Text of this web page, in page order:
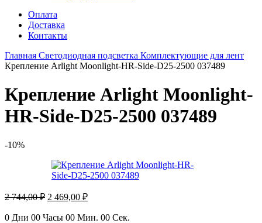
Оплата
Доставка
Контакты
Главная Светодиодная подсветка Комплектующие для лент
Крепление Arlight Moonlight-HR-Side-D25-2500 037489
Крепление Arlight Moonlight-
HR-Side-D25-2500 037489
-10%
2 744,00₽ Первоначальная
составляла
2 469,00 ₽Текущая
2
0 Дни 00 Часы 00 Мин. 00 Сек.